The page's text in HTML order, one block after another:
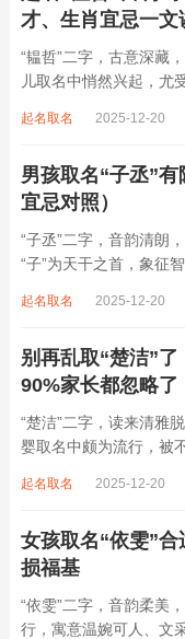
才、生肖宜忌一文
“韫哲”二字，古意深藏
儿取名中悄然兴起，尤
骨，反易招致志高运滞
起名取名 2025-12-20
男孩取名“子丞”
宜忌对照）
“子丞”二字，音韵清朗
“子”为天干之首，象征
关乎气运流转。“子丞”
起名取名 2025-12-20
别再乱取“楚洁”了
90%家长都忽略了
“楚洁”二字，读来清雅
婴取名中颇为流行，被
象，实为木水成势、火
起名取名 2025-12-20
女孩取名“依雯”
损福基
“依雯”二字，音韵柔美
行，寓意温婉可人、文